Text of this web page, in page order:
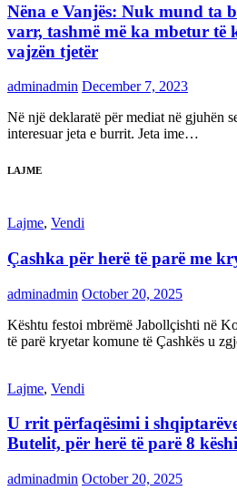
Nëna e Vanjës: Nuk mund ta
varr, tashmë më ka mbetur të
vajzën tjetër
adminadmin December 7, 2023
Në një deklaratë për mediat në gjuhën
interesuar jeta e burrit. Jeta ime…
LAJME
Lajme, Vendi
Çashka për herë të parë me
adminadmin October 20, 2025
Kështu festoi mbrëmë Jabollçishti në
të parë kryetar komune të Çashkës u
Lajme, Vendi
U rrit përfaqësimi i
Butelit, për herë të parë 8
adminadmin October 20, 2025